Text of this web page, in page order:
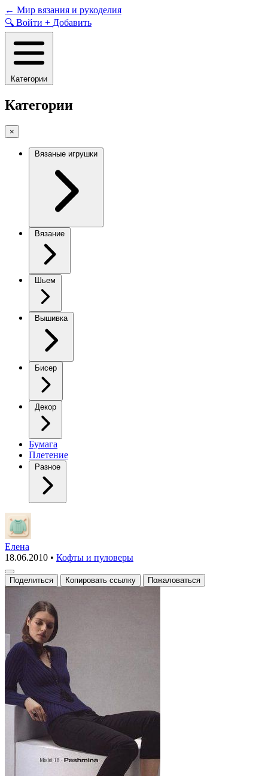
Skip
to
content
← Мир вязания и рукоделия
🔍 Войти + Добавить
Категории
Категории
×
Вязаные игрушки
Вязание
Шьем
Вышивка
Бисер
Декор
Бумага
Плетение
Разное
Полосатый
пуловер
для
худеньких
Елена
18.06.2010 • Кофты и пуловеры
Поделиться Копировать ссылку Пожаловаться